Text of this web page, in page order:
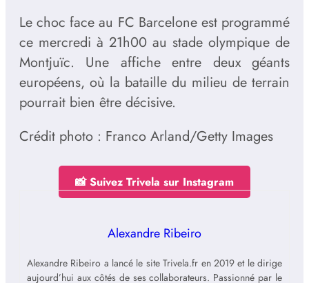
Le choc face au FC Barcelone est programmé
ce mercredi à 21h00 au stade olympique de
Montjuïc. Une affiche entre deux géants
européens, où la bataille du milieu de terrain
pourrait bien être décisive.
Crédit photo : Franco Arland/Getty Images
📸 Suivez Trivela sur Instagram
Alexandre Ribeiro
Alexandre Ribeiro a lancé le site Trivela.fr en 2019 et le dirige
aujourd’hui aux côtés de ses collaborateurs. Passionné par le